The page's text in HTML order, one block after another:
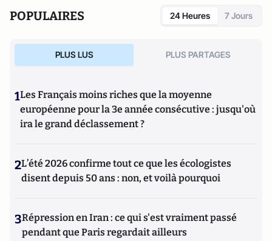
POPULAIRES 24 Heures 7 Jours
PLUS LUS PLUS PARTAGES
1Les Français moins riches que la moyenne
européenne pour la 3e année consécutive : jusqu'où
ira le grand déclassement ?
2L’été 2026 confirme tout ce que les écologistes
disent depuis 50 ans : non, et voilà pourquoi
3Répression en Iran : ce qui s'est vraiment passé
pendant que Paris regardait ailleurs